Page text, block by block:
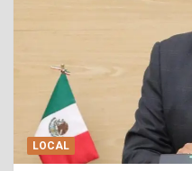
LOCAL